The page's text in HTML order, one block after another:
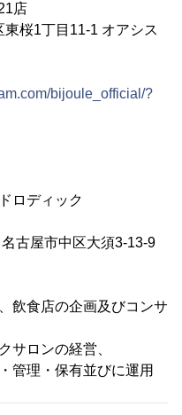
店
桜1丁目11-1 オアシス
bijoule_official/?
ディック
市中区大須3-13-9
食店の企画及びコンサ
の経営、
保有並びに運用